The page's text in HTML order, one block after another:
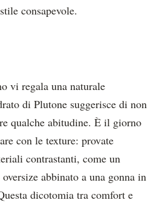
consapevole.
vi regala una naturale
di Plutone suggerisce di non
qualche abitudine. È il giorno
con le texture: provate
contrastanti, come un
abbinato a una gonna in
dicotomia tra comfort e